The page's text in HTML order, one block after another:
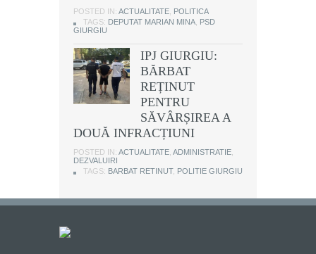
POSTED IN: ACTUALITATE POLITICA
TAGS: DEPUTAT MARIAN MINA PSD
GIURGIU
IPJ GIURGIU:
BĂRBAT
REȚINUT
PENTRU
SĂVÂRȘIREA A
DOUĂ INFRACȚIUNI
POSTED IN: ACTUALITATE ADMINISTRATIE
DEZVALUIRI
TAGS: BARBAT RETINUT, POLITIE GIURGIU